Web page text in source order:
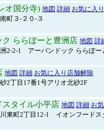
オ国分寺) 地図 詳細 お気に入
町３-２０-３
ク ららぽーと豊洲店 地図 詳
2-2-1 アーバンドック ららぽ
地図 詳細 お気に入り店舗解除
2丁目17番1号アリオ北砂2F
スタイル小平店 地図 詳細 お
東町2丁目12-1 イオンフードス